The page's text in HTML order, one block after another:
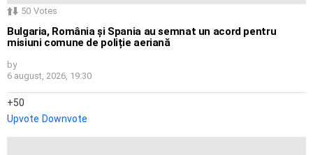
50 Votes
Bulgaria, România și Spania au semnat un acord pentru
misiuni comune de poliție aeriană
by
6 august, 2026, 19:30
50
Upvote Downvote